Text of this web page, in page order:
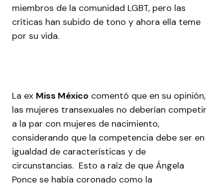
miembros de la comunidad LGBT, pero las
críticas han subido de tono y ahora ella teme
por su vida.
La ex Miss México comentó que en su opinión,
las mujeres transexuales no deberían competir
a la par con mujeres de nacimiento,
considerando que la competencia debe ser en
igualdad de características y de
circunstancias. Esto a raíz de que Ángela
Ponce se había coronado como la